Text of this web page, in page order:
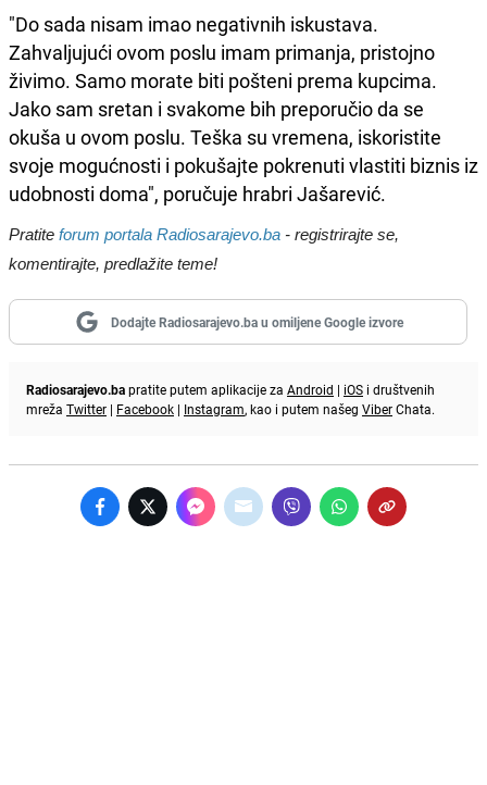
"Do sada nisam imao negativnih iskustava.
Zahvaljujući ovom poslu imam primanja, pristojno
živimo. Samo morate biti pošteni prema kupcima.
Jako sam sretan i svakome bih preporučio da se
okuša u ovom poslu. Teška su vremena, iskoristite
svoje mogućnosti i pokušajte pokrenuti vlastiti biznis iz
udobnosti doma", poručuje hrabri Jašarević.
Pratite forum portala Radiosarajevo.ba - registrirajte se,
komentirajte, predlažite teme!
Dodajte Radiosarajevo.ba u omiljene Google izvore
Radiosarajevo.bapratite putem aplikacije za Android | iOS i društvenih
mreža Twitter | Facebook | Instagram, kao i putem našeg ViberChata.